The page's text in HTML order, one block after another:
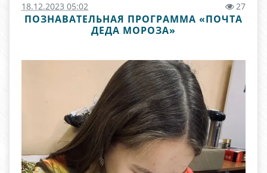
18.12.2023 05:02 27
ПОЗНАВАТЕЛЬНАЯ ПРОГРАММА «ПОЧТА
ДЕДА МОРОЗА»